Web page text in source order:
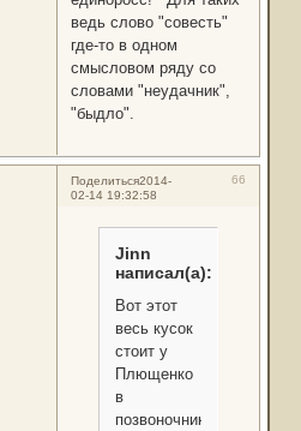
ведь слово "совесть"
где-то в одном
смысловом ряду со
словами "неудачник",
"быдло".
Поделиться 66
2014-
02-14 19:32:58
Jinn
написал(а):
Вот этот
весь кусок
стоит у
Плющенко
в
позвоночнике?